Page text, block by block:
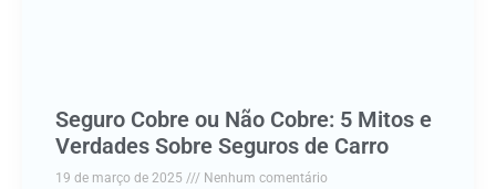
Seguro Cobre ou Não Cobre: 5 Mitos e
Verdades Sobre Seguros de Carro
19 de março de 2025 Nenhum comentário